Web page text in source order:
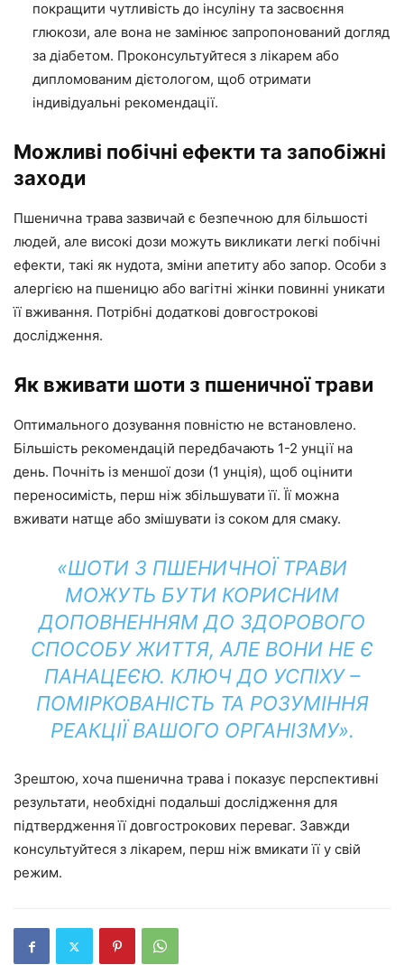
покращити чутливість до інсуліну та засвоєння
глюкози, але вона не замінює запропонований догляд
за діабетом. Проконсультуйтеся з лікарем або
дипломованим дієтологом, щоб отримати
індивідуальні рекомендації.
Можливі побічні ефекти та запобіжні
заходи
Пшенична трава зазвичай є безпечною для більшості
людей, але високі дози можуть викликати легкі побічні
ефекти, такі як нудота, зміни апетиту або запор. Особи з
алергією на пшеницю або вагітні жінки повинні уникати
її вживання. Потрібні додаткові довгострокові
дослідження.
Як вживати шоти з пшеничної трави
Оптимального дозування повністю не встановлено.
Більшість рекомендацій передбачають 1-2 унції на
день. Почніть із меншої дози (1 унція), щоб оцінити
переносимість, перш ніж збільшувати її. Її можна
вживати натще або змішувати із соком для смаку.
«ШОТИ З ПШЕНИЧНОЇ ТРАВИ
МОЖУТЬ БУТИ КОРИСНИМ
ДОПОВНЕННЯМ ДО ЗДОРОВОГО
СПОСОБУ ЖИТТЯ, АЛЕ ВОНИ НЕ Є
ПАНАЦЕЄЮ. КЛЮЧ ДО УСПІХУ –
ПОМІРКОВАНІСТЬ ТА РОЗУМІННЯ
РЕАКЦІЇ ВАШОГО ОРГАНІЗМУ».
Зрештою, хоча пшенична трава і показує перспективні
результати, необхідні подальші дослідження для
підтвердження її довгострокових переваг. Завжди
консультуйтеся з лікарем, перш ніж вмикати її у свій
режим.